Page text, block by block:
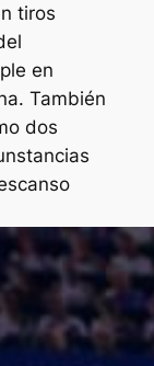
tiros
en
También
dos